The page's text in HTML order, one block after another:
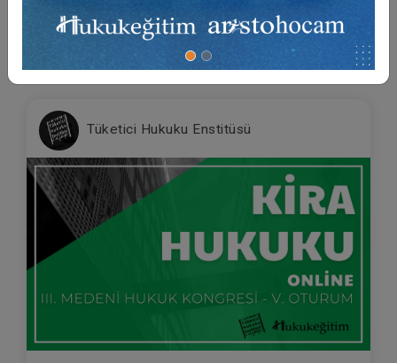
1250 TL Sepete Ekle
Tüketici Hukuku Enstitüsü